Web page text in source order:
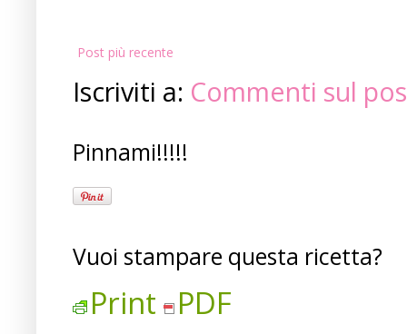
Post più recente
Iscriviti a: Commenti sul
Pinnami!!!!!
Vuoi stampare questa ricetta?
Print PDF